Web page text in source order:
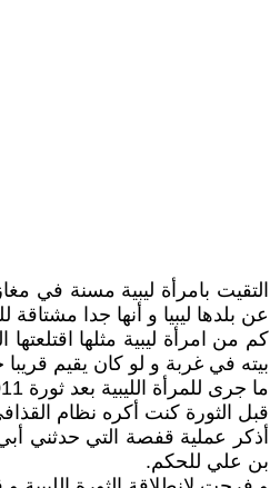
التقيت بامرأة ليبية مسنة في
عن بلدها ليبيا و أنها جدا
كم من امرأة ليبية مثلها
بيته في غربة و لو كان يقيم قريبا
ما جرى للمرأة الليبية بعد ثورة 2011 هو ما جرى للوطن الليبي كله : تقطعت أوصاله و سالت دموعه و دماؤه.
قبل الثورة كنت أكره نظام
أذكر عملية قفصة التي حدثني
بن علي للحكم.